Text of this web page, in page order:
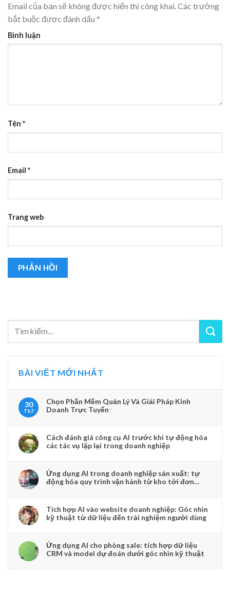
BÀI VIẾT MỚI NHẤT
30
Th7
Chọn Phần Mềm Quản Lý Và Giải Pháp Kinh
Doanh Trực Tuyến
Cách đánh giá công cụ AI trước khi tự động hóa
các tác vụ lặp lại trong doanh nghiệp
Ứng dụng AI trong doanh nghiệp sản xuất: tự
động hóa quy trình vận hành từ kho tới đơn
Tích hợp AI vào website doanh nghiệp: Góc nhìn
kỹ thuật từ dữ liệu đến trải nghiệm người dùng
Ứng dụng AI cho phòng sale: tích hợp dữ liệu
CRM và model dự đoán dưới góc nhìn kỹ thuật
Email của bạn sẽ không được hiển thị công khai. Các trường
bắt buộc được đánh dấu *
Bình luận
Tên *
Email *
Trang web